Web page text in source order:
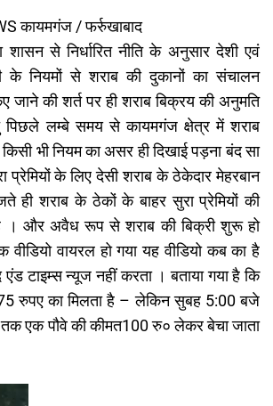
कायमगंज / फर्रुखाबाद
शासन से निर्धारित नीति के अनुसार देशी एवं
के नियमों से शराब की दुकानों का संचालन
जाने की शर्त पर ही शराब बिक्रय की अनुमति
पिछले लम्बे समय से कायमगंज क्षेत्र में शराब
किसी भी नियम का असर ही दिखाई पड़ना बंद सा
प्रेमियों के लिए देसी शराब के ठेकेदार मेहरबान
ही शराब के ठेकों के बाहर सुरा प्रेमियों की
। और अवैध रूप से शराब की बिक्री शुरू हो
वायरल हो गया यह वीडियो कब का है
एंड टाइम्स न्यूज नहीं करता । बताया गया है कि
75 रुपए का मिलता है – लेकिन सुबह 5:00 बजे
एक पौवे की कीमत100 रु० लेकर बेचा जाता